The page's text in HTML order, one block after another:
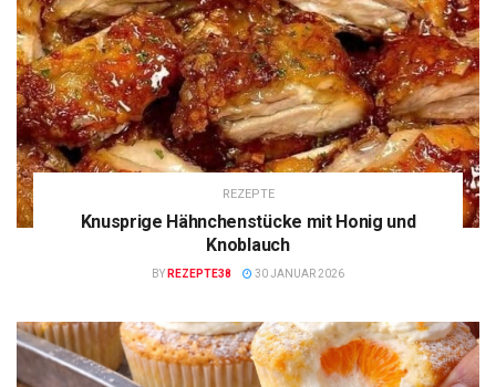
REZEPTE
Knusprige Hähnchenstücke mit Honig und
Knoblauch
BY REZEPTE38 30 JANUAR 2026